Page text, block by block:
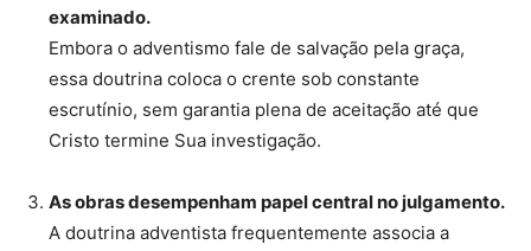
examinado.
Embora o adventismo fale de salvação pela graça,
essa doutrina coloca o crente sob constante
escrutínio, sem garantia plena de aceitação até que
Cristo termine Sua investigação.
As obras desempenham papel central no julgamento.
A doutrina adventista frequentemente associa a